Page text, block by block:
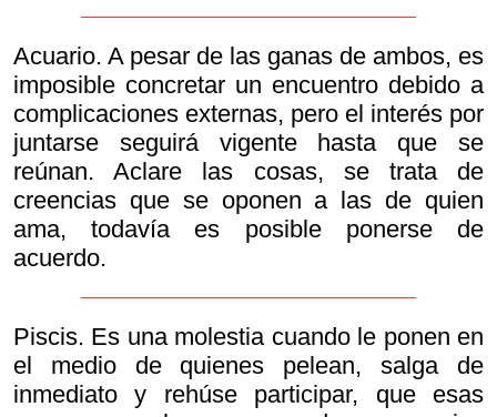
Acuario. A pesar de las ganas de ambos, es
imposible concretar un encuentro debido a
complicaciones externas, pero el interés por
juntarse seguirá vigente hasta que se
reúnan. Aclare las cosas, se trata de
creencias que se oponen a las de quien
ama, todavía es posible ponerse de
acuerdo.
Piscis. Es una molestia cuando le ponen en
el medio de quienes pelean, salga de
inmediato y rehúse participar, que esas